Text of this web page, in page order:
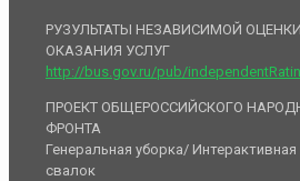
РУЗУЛЬТАТЫ НЕЗАВИСИМОЙ
ОКАЗАНИЯ УСЛУГ
http://bus.gov.ru/pub/
ПРОЕКТ ОБЩЕРОССИЙСКОГО
ФРОНТА
Генеральная уборка/ Интерактивная
свалок